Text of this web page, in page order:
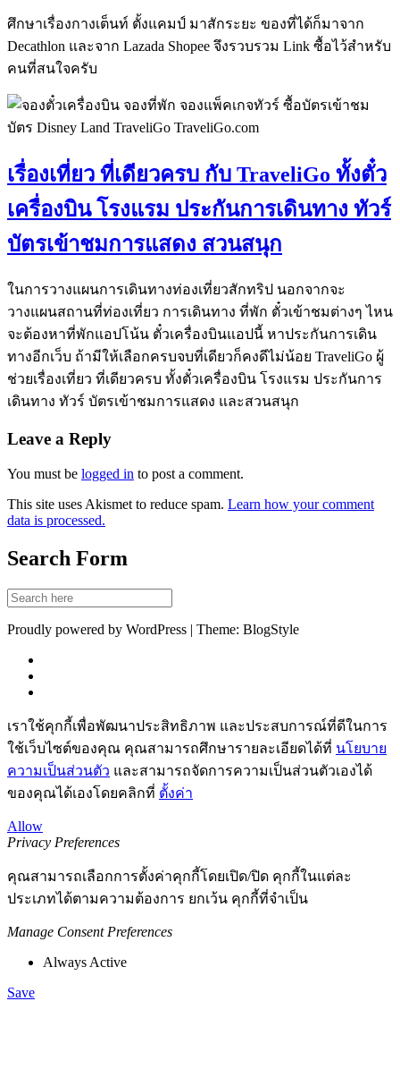
ศึกษาเรื่องกางเต็นท์ ตั้งแคมป์ มาสักระยะ ของที่ได้ก็มาจาก
Decathlon และจาก Lazada Shopee จึงรวบรวม Link ซื้อไว้สำหรับ
คนที่สนใจครับ
เรื่องเที่ยว ที่เดียวครบ กับ TraveliGo ทั้งตั๋ว
เครื่องบิน โรงแรม ประกันการเดินทาง ทัวร์
บัตรเข้าชมการแสดง สวนสนุก
ในการวางแผนการเดินทางท่องเที่ยวสักทริป นอกจากจะ
วางแผนสถานที่ท่องเที่ยว การเดินทาง ที่พัก ตั๋วเข้าชมต่างๆ ไหน
จะต้องหาที่พักแอปโน้น ตั๋วเครื่องบินแอปนี้ หาประกันการเดิน
ทางอีกเว็บ ถ้ามีให้เลือกครบจบที่เดียวก็คงดีไม่น้อย TraveliGo ผู้
ช่วยเรื่องเที่ยว ที่เดียวครบ ทั้งตั๋วเครื่องบิน โรงแรม ประกันการ
เดินทาง ทัวร์ บัตรเข้าชมการแสดง และสวนสนุก
Leave a Reply
You must be logged in to post a comment.
This site uses Akismet to reduce spam. Learn how your comment
data is processed.
Search Form
Proudly powered by WordPress | Theme: BlogStyle
เราใช้คุกกี้เพื่อพัฒนาประสิทธิภาพ และประสบการณ์ที่ดีในการ
ใช้เว็บไซต์ของคุณ คุณสามารถศึกษารายละเอียดได้ที่ นโยบาย
ความเป็นส่วนตัว และสามารถจัดการความเป็นส่วนตัวเองได้
ของคุณได้เองโดยคลิกที่ ตั้งค่า
Allow
Privacy Preferences
คุณสามารถเลือกการตั้งค่าคุกกี้โดยเปิด/ปิด คุกกี้ในแต่ละ
ประเภทได้ตามความต้องการ ยกเว้น คุกกี้ที่จำเป็น
Manage Consent Preferences
Always Active
Save